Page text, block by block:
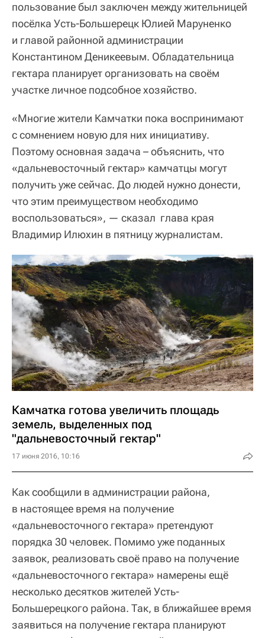
пользование был заключен между жительницей
посёлка Усть-Большерецк Юлией Маруненко
и главой районной администрации
Константином Деникеевым. Обладательница
гектара планирует организовать на своём
участке личное подсобное хозяйство.
«Многие жители Камчатки пока воспринимают
с сомнением новую для них инициативу.
Поэтому основная задача – объяснить, что
«дальневосточный гектар» камчатцы могут
получить уже сейчас. До людей нужно донести,
что этим преимуществом необходимо
воспользоваться», — сказал глава края
Владимир Илюхин в пятницу журналистам.
Камчатка готова увеличить площадь
земель, выделенных под
"дальневосточный гектар"
17 июня 2016, 10:16
Как сообщили в администрации района,
в настоящее время на получение
«дальневосточного гектара» претендуют
порядка 30 человек. Помимо уже поданных
заявок, реализовать своё право на получение
«дальневосточного гектара» намерены ещё
несколько десятков жителей Усть-
Большерецкого района. Так, в ближайшее время
заявиться на получение гектара планируют